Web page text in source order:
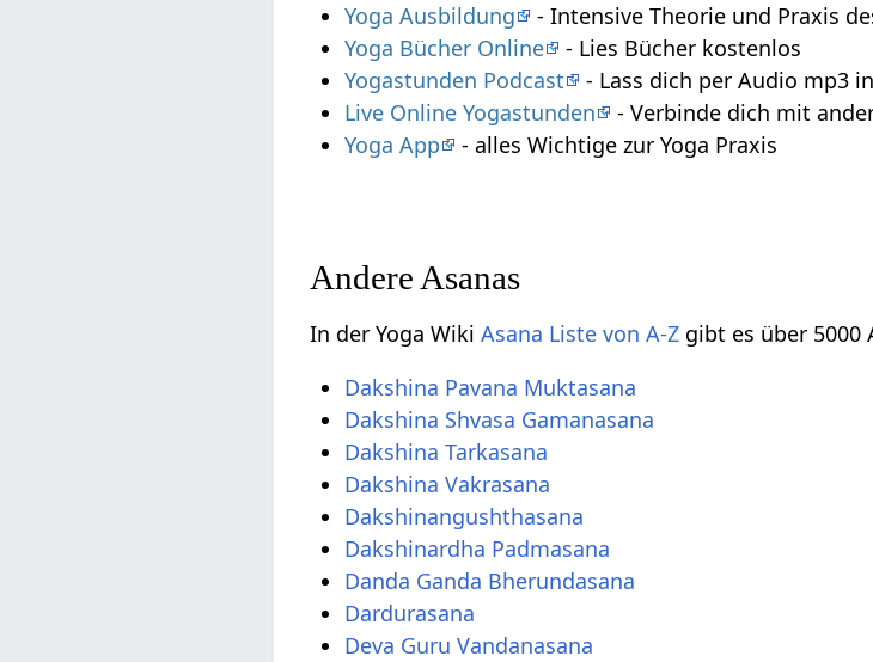
Yoga Ausbildung
- Intensive Theorie und Praxis
Yoga Bücher Online
- Lies Bücher kostenlos
Yogastunden Podcast
- Lass dich per Audio mp3
Live Online Yogastunden
- Verbinde dich mit
Yoga App
- alles Wichtige zur Yoga Praxis
Andere Asanas
In der Yoga WikiAsana Liste von A-Z gibt es über 5000
Dakshina Pavana Muktasana
Dakshina Shvasa Gamanasana
Dakshina Tarkasana
Dakshina Vakrasana
Dakshinangushthasana
Dakshinardha Padmasana
Danda Ganda Bherundasana
Dardurasana
Deva Guru Vandanasana